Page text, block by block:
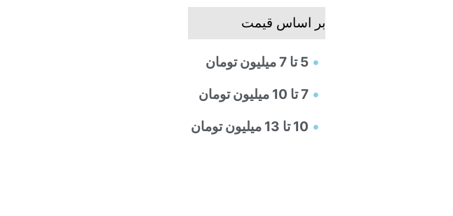
بر اساس قیمت
5 تا 7 میلیون تومان
7 تا 10 میلیون تومان
10 تا 13 میلیون تومان